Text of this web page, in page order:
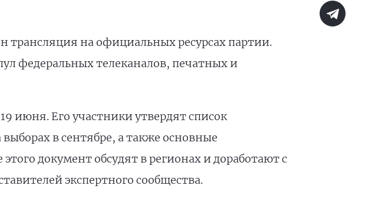
трансляция на официальных ресурсах партии.
федеральных телеканалов, печатных и
июня. Его участники утвердят список
в сентябре, а также основные
документ обсудят в регионах и доработают с
экспертного сообщества.